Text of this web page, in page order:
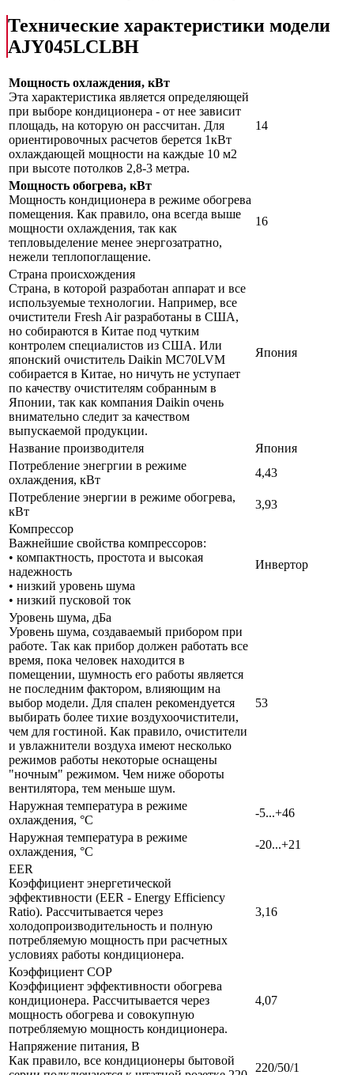
Технические характеристики модели
AJY045LCLBH
Мощность охлаждения, кВт
Эта характеристика является определяющей
при выборе кондиционера - от нее зависит
площадь, на которую он рассчитан. Для
ориентировочных расчетов берется 1кВт
охлаждающей мощности на каждые 10 м2
при высоте потолков 2,8-3 метра.
14
Мощность обогрева, кВт
Мощность кондиционера в режиме обогрева
помещения. Как правило, она всегда выше
мощности охлаждения, так как
тепловыделение менее энергозатратно,
нежели теплопоглащение.
16
Страна происхождения
Страна, в которой разработан аппарат и все
используемые технологии. Например, все
очистители Fresh Air разработаны в США,
но собираются в Китае под чутким
контролем специалистов из США. Или
японский очиститель Daikin MC70LVM
собирается в Китае, но ничуть не уступает
по качеству очистителям собранным в
Японии, так как компания Daikin очень
внимательно следит за качеством
выпускаемой продукции.
Япония
Название производителя
Япония
Потребление энегргии в режиме
охлаждения, кВт
4,43
Потребление энергии в режиме обогрева,
кВт
3,93
Компрессор
Важнейшие свойства компрессоров:
• компактность, простота и высокая
надежность
• низкий уровень шума
• низкий пусковой ток
Инвертор
Уровень шума, дБа
Уровень шума, создаваемый прибором при
работе. Так как прибор должен работать все
время, пока человек находится в
помещении, шумность его работы является
не последним фактором, влияющим на
выбор модели. Для спален рекомендуется
выбирать более тихие воздухоочистители,
чем для гостиной. Как правило, очистители
и увлажнители воздуха имеют несколько
режимов работы некоторые оснащены
"ночным" режимом. Чем ниже обороты
вентилятора, тем меньше шум.
53
Наружная температура в режиме
охлаждения, °C
-5...+46
Наружная температура в режиме
охлаждения, °C
-20...+21
EER
Коэффициент энергетической
эффективности (EER - Energy Efficiency
Ratio). Рассчитывается через
холодопроизводительность и полную
потребляемую мощность при расчетных
условиях работы кондиционера.
3,16
Коэффициент COP
Коэффициент эффективности обогрева
кондиционера. Рассчитывается через
мощность обогрева и совокупную
потребляемую мощность кондиционера.
4,07
Напряжение питания, В
Как правило, все кондиционеры бытовой
220/50/1